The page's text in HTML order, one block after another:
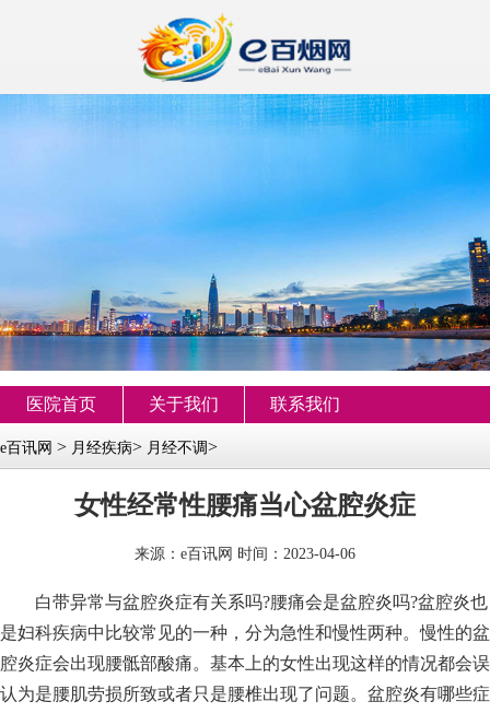
医院首页 关于我们 联系我们
e百讯网 > 月经疾病> 月经不调>
女性经常性腰痛当心盆腔炎症
来源： e百讯网 时间：2023-04-06
白带异常与盆腔炎症有关系吗?腰痛会是盆腔炎吗?盆腔炎也
是妇科疾病中比较常见的一种，分为急性和慢性两种。慢性的盆
腔炎症会出现腰骶部酸痛。基本上的女性出现这样的情况都会误
认为是腰肌劳损所致或者只是腰椎出现了问题。盆腔炎有哪些症